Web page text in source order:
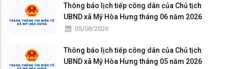
Thông báo lịch tiếp công dân của Chủ tịch
UBND xã Mỹ Hòa Hưng tháng 06 năm 2026
05/08/2026
Thông báo lịch tiếp công dân của Chủ tịch
UBND xã Mỹ Hòa Hưng tháng 05 năm 2026